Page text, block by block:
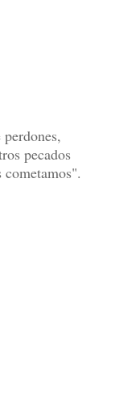
pecados
cometamos".